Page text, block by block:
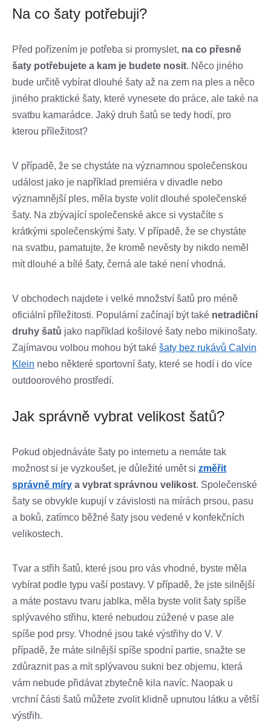
Na co šaty potřebuji?
Před pořízením je potřeba si promyslet, na co přesně
šaty potřebujete a kam je budete nosit. Něco jiného
bude určitě vybírat dlouhé šaty až na zem na ples a něco
jiného praktické šaty, které vynesete do práce, ale také na
svatbu kamarádce. Jaký druh šatů se tedy hodí, pro
kterou příležitost?
V případě, že se chystáte na významnou společenskou
událost jako je například premiéra v divadle nebo
významnější ples, měla byste volit dlouhé společenské
šaty. Na zbývající společenské akce si vystačíte s
krátkými společenskými šaty. V případě, že se chystáte
na svatbu, pamatujte, že kromě nevěsty by nikdo neměl
mít dlouhé a bílé šaty, černá ale také není vhodná.
V obchodech najdete i velké množství šatů pro méně
oficiální příležitosti. Populární začínají být také netradiční
druhy šatů jako například košilové šaty nebo mikinošaty.
Zajímavou volbou mohou být také šaty bez rukávů Calvin
Klein nebo některé sportovní šaty, které se hodí i do více
outdoorového prostředí.
Jak správně vybrat velikost šatů?
Pokud objednáváte šaty po internetu a nemáte tak
možnost si je vyzkoušet, je důležité umět si změřit
správně míry a vybrat správnou velikost. Společenské
šaty se obvykle kupují v závislosti na mírách prsou, pasu
a boků, zatímco běžné šaty jsou vedené v konfekčních
velikostech.
Tvar a střih šatů, které jsou pro vás vhodné, byste měla
vybírat podle typu vaší postavy. V případě, že jste silnější
a máte postavu tvaru jablka, měla byste volit šaty spíše
splývavého střihu, které nebudou zúžené v pase ale
spíše pod prsy. Vhodné jsou také výstřihy do V. V
případě, že máte silnější spíše spodní partie, snažte se
zdůraznit pas a mít splývavou sukni bez objemu, která
vám nebude přidávat zbytečně kila navíc. Naopak u
vrchní části šatů můžete zvolit klidně upnutou látku a větší
výstřih.